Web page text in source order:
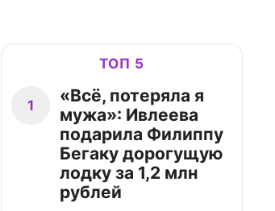
ТОП 5
1
«Всё, потеряла я
мужа»: Ивлеева
подарила Филиппу
Бегаку дорогущую
лодку за 1,2 млн
рублей